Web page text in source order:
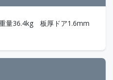
量36.4kg 板厚ドア1.6mm